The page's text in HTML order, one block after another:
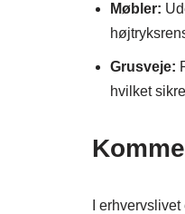
Møbler:
Grusveje:
hvilket
I